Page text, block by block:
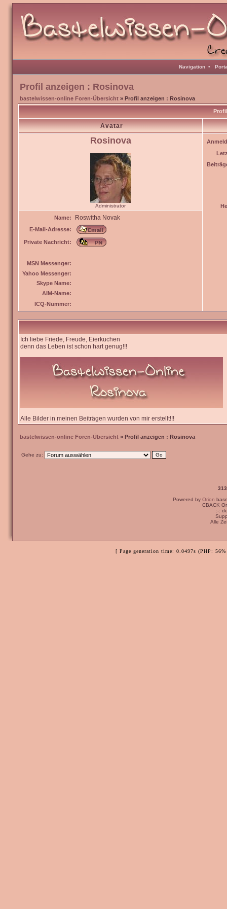
Navigation •
Profil anzeigen : Rosinova
bastelwissen-online Foren-Übersicht » Profil anzeigen : Rosinova
Avatar
Rosinova
Administrator
Name:
Roswitha Novak
E-Mail-Adresse:
Private Nachricht:
MSN Messenger:
Yahoo Messenger:
Skype Name:
AIM-Name:
ICQ-Nummer:
Ich liebe Friede, Freude, Eierkuchen
denn das Leben ist schon hart genug!!!
Alle Bilder in meinen Beiträgen wurden von mir erstellt!!!
bastelwissen-online Foren-Übersicht » Profil anzeigen : Rosinova
Gehe zu:
Powered by Orion
CBACK
:-:
Alle
[ Page generation time: 0.0497s (PHP: